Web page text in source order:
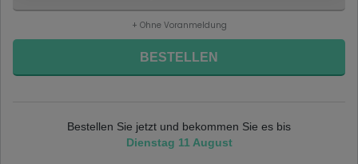
+ Ohne Voranmeldung
BESTELLEN
Bestellen Sie jetzt und bekommen Sie es bis
Dienstag 11 August